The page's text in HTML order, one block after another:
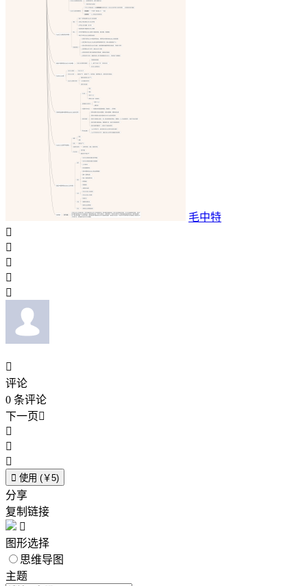
毛中特






评论
0 条评论
下一页



 使用 (￥5)
分享
复制链接

图形选择
思维导图
主题